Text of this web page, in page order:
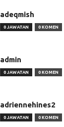
adeqmish
0 JAWATAN 0 KOMEN
admin
0 JAWATAN 0 KOMEN
adriennehines2
0 JAWATAN 0 KOMEN